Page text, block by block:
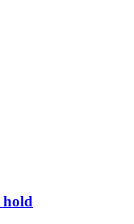
hold